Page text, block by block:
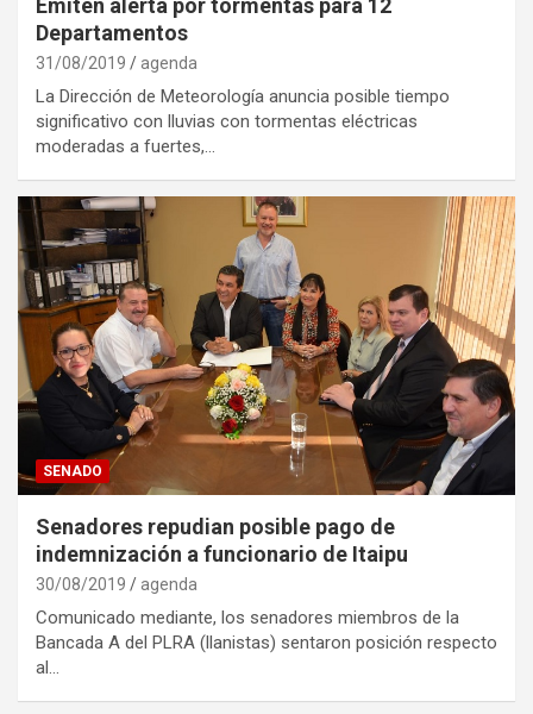
Emiten alerta por tormentas para 12
Departamentos
31/08/2019 agenda
La Dirección de Meteorología anuncia posible tiempo
significativo con lluvias con tormentas eléctricas
moderadas a fuertes,…
SENADO
Senadores repudian posible pago de
indemnización a funcionario de Itaipu
30/08/2019 agenda
Comunicado mediante, los senadores miembros de la
Bancada A del PLRA (llanistas) sentaron posición respecto
al…